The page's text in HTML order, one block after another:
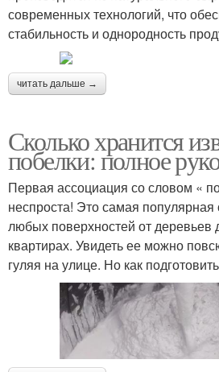
современных технологий, что
стабильность и однородность
читать дальше →
Сколько хранится
побелки: полное
Первая ассоциация со словом «
неспроста! Это самая популярная
любых поверхностей от деревьев
квартирах. Увидеть ее можно
гуляя на улице. Но как